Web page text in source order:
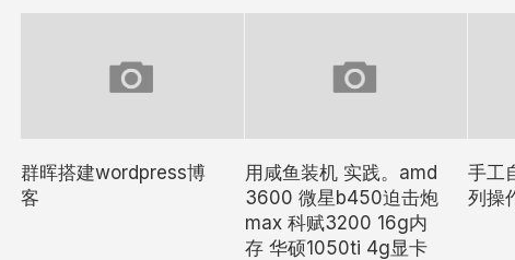
群晖搭建wordpress博
客
用咸鱼装机 实践。amd
3600 微星b450迫击炮
max 科赋3200 16g内
存 华硕1050ti 4g显卡
手工
列操